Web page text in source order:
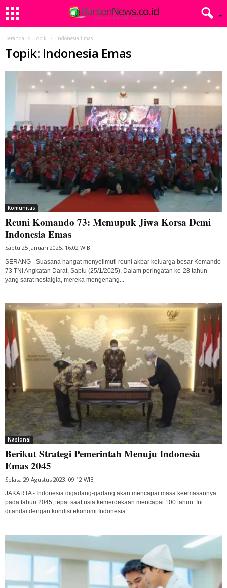
Beranda Topik Indonesia Emas
Topik: Indonesia Emas
Komunitas
Reuni Komando 73: Memupuk Jiwa Korsa Demi
Indonesia Emas
Sabtu 25 Januari 2025, 16:02 WIB
SERANG - Suasana hangat menyelimuti reuni akbar keluarga besar Komando
73 TNI Angkatan Darat, Sabtu (25/1/2025). Dalam peringatan ke-28 tahun
yang sarat nostalgia, mereka mengenang...
Nasional
Berikut Strategi Pemerintah Menuju Indonesia
Emas 2045
Selasa 29 Agustus 2023, 09:12 WIB
JAKARTA - Indonesia digadang-gadang akan mencapai masa keemasannya
pada tahun 2045, tepat saat usia kemerdekaan mencapai 100 tahun. Ini
ditandai dengan kondisi ekonomi Indonesia...